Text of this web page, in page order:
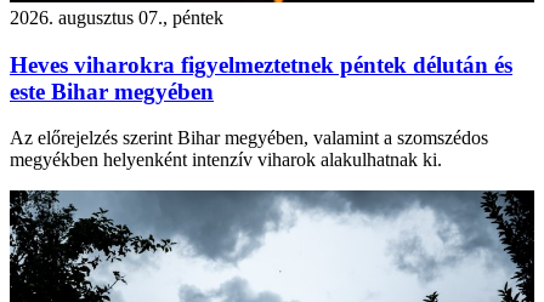
2026. augusztus 07., péntek
Heves viharokra figyelmeztetnek péntek délután és
este Bihar megyében
Az előrejelzés szerint Bihar megyében, valamint a szomszédos
megyékben helyenként intenzív viharok alakulhatnak ki.